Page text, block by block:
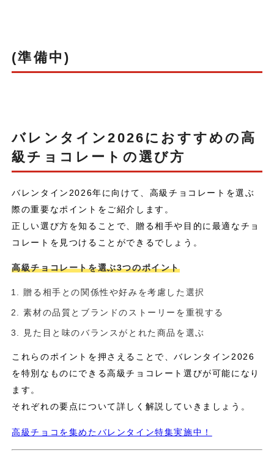
(準備中)
バレンタイン2026におすすめの高
級チョコレートの選び方
バレンタイン2026年に向けて、高級チョコレートを選ぶ
際の重要なポイントをご紹介します。
正しい選び方を知ることで、贈る相手や目的に最適なチョ
コレートを見つけることができるでしょう。
高級チョコレートを選ぶ3つのポイント
贈る相手との関係性や好みを考慮した選択
素材の品質とブランドのストーリーを重視する
見た目と味のバランスがとれた商品を選ぶ
これらのポイントを押さえることで、バレンタイン2026
を特別なものにできる高級チョコレート選びが可能になり
ます。
それぞれの要点について詳しく解説していきましょう。
高級チョコを集めたバレンタイン特集実施中！